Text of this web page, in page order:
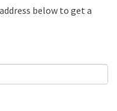
below to get a